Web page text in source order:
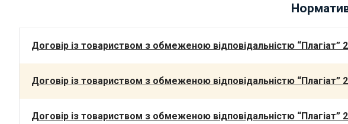
Договір із товариством з обмеженою відповідальністю “Плагіат”
Договір із товариством з обмеженою відповідальністю “Плагіат”
Договір із товариством з обмеженою відповідальністю “Плагіат”